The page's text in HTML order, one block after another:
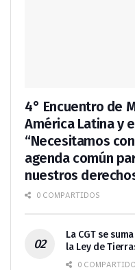
4° Encuentro de
América Latina y
“Necesitamos
agenda común
nuestros
0 COMPARTIDOS
La CGT se
la Ley de
0